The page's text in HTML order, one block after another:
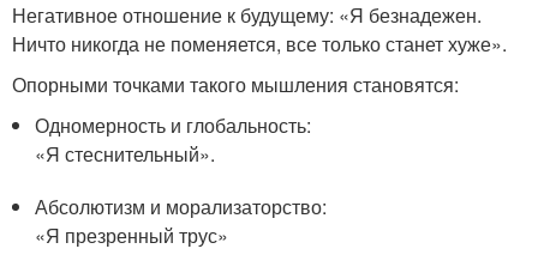
Негативное отношение к будущему: «Я безнадежен.
Ничто никогда не поменяется, все только станет хуже».
Опорными точками такого мышления становятся:
Одномерность и глобальность:
«Я стеснительный».
Абсолютизм и морализаторство:
«Я презренный трус»